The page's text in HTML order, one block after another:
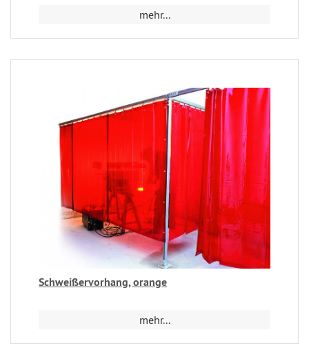
mehr...
Schweißervorhang, orange
mehr...